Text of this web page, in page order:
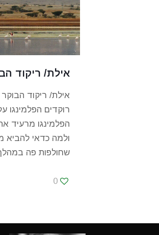
אילת/ ריקוד
אילת/ ריקוד
רוקדים הפלמינגו
הפלמינגו מרעיד
ולמה כדאי להביא
שחולפות פה
0